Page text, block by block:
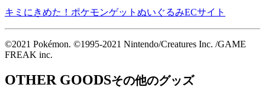
キミにきめた！ポケモンゲットぬいぐるみECサイト
©2021 Pokémon. ©1995-2021 Nintendo/Creatures Inc. /GAME
FREAK inc.
OTHER GOODSその他のグッズ